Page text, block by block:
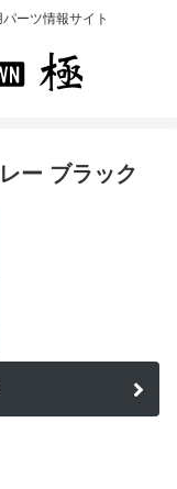
ーツ情報サイト
ー ブラック